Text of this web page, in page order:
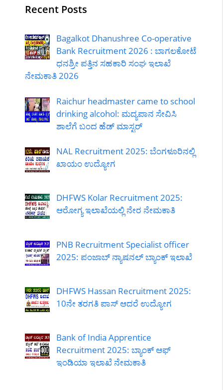
Recent Posts
Bagalkot Dhanushree Co-operative
Bank Recruitment 2026 : ಬಾಗಲಕೋಟೆ
ಧನಶ್ರೀ ಪತ್ತಿನ ಸಹಕಾರಿ ಸಂಘ ಇಲಾಖೆ
ನೇಮಕಾತಿ 2026
Raichur headmaster came to school
drinking alcohol: ಮದ್ಯಪಾನ ಸೇವಿಸಿ
ಶಾಲೆಗೆ ಬಂದ ಹೆಡ್ ಮಾಸ್ಟರ್
NAL Recruitment 2025: ಬೆಂಗಳೂರಿನಲ್ಲಿ
ಖಾಯಂ ಉದ್ಯೋಗ
DHFWS Kolar Recruitment 2025:
ಆರೋಗ್ಯ ಇಲಾಖೆಯಲ್ಲಿ ನೇರ ನೇಮಕಾತಿ
PNB Recruitment Specialist officer
2025: ಪಂಜಾಬ್ ನ್ಯಾಷನಲ್ ಬ್ಯಾಂಕ್ ಇಲಾಖೆ
DHFWS Hassan Recruitment 2025:
10ನೇ ತರಗತಿ ಪಾಸ್ ಆದರೆ ಉದ್ಯೋಗ
Bank of India Apprentice
Recruitment 2025: ಬ್ಯಾಂಕ್ ಆಫ್
ಇಂಡಿಯಾ ಇಲಾಖೆ ನೇಮಕಾತಿ